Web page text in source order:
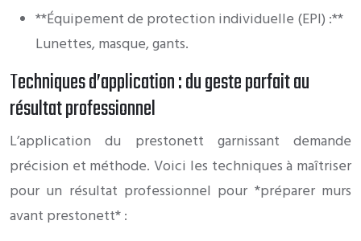
**Équipement de protection individuelle (EPI) :**
Lunettes, masque, gants.
Techniques d’application : du geste parfait au
résultat professionnel
L’application du prestonett garnissant demande
précision et méthode. Voici les techniques à maîtriser
pour un résultat professionnel pour *préparer murs
avant prestonett* :